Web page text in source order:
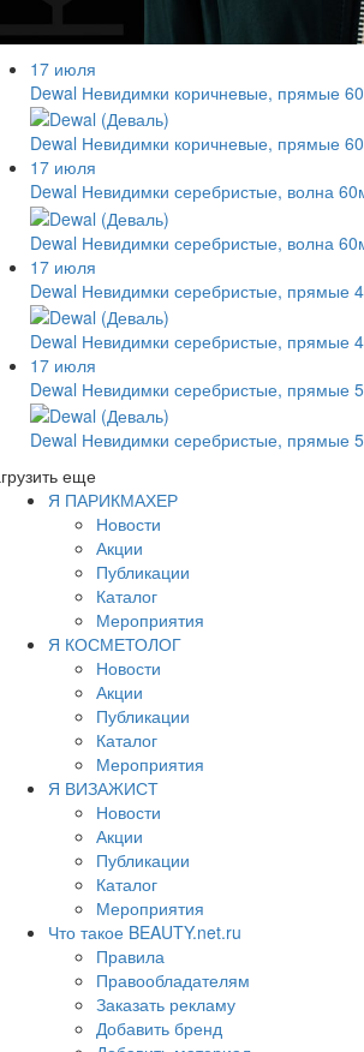
17 июля
Dewal Невидимки коричневые, прямые
Dewal Невидимки коричневые, прямые
17 июля
Dewal Невидимки серебристые, волна
Dewal Невидимки серебристые, волна
17 июля
Dewal Невидимки серебристые, прямые
Dewal Невидимки серебристые, прямые
17 июля
Dewal Невидимки серебристые, прямые
Dewal Невидимки серебристые, прямые
еще
Я ПАРИКМАХЕР
Новости
Акции
Публикации
Каталог
Мероприятия
Я КОСМЕТОЛОГ
Новости
Акции
Публикации
Каталог
Мероприятия
Я ВИЗАЖИСТ
Новости
Акции
Публикации
Каталог
Мероприятия
Что такое BEAUTY.net.ru
Правила
Правообладателям
Заказать рекламу
Добавить бренд